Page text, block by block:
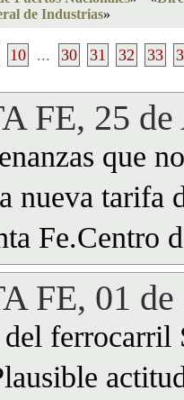
de Industrias»
10 ... 30 31 32 33
FE, 25
que
nueva tarifa
Fe.Centro
FE, 01
ferrocarril